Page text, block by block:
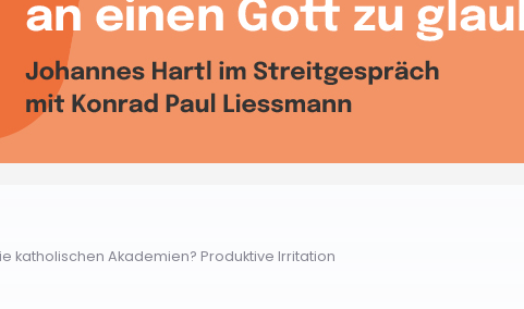
katholischen Akademien? Produktive Irritation